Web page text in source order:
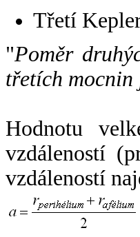
Třetí
"Poměr
třetích
Hodnotu
vzdáleností
vzdáleností